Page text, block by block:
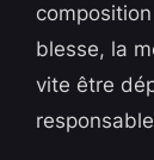
blesse, la
vite être